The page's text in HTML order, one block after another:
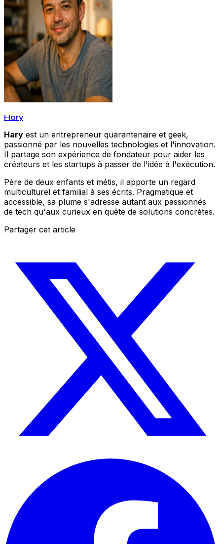
Hary
Hary est un entrepreneur quarantenaire et geek,
passionné par les nouvelles technologies et l'innovation.
Il partage son expérience de fondateur pour aider les
créateurs et les startups à passer de l'idée à l'exécution.
Père de deux enfants et métis, il apporte un regard
multiculturel et familial à ses écrits. Pragmatique et
accessible, sa plume s'adresse autant aux passionnés
de tech qu'aux curieux en quête de solutions concrètes.
Partager cet article